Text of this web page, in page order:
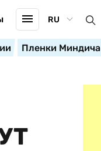
RU
Пленки Миндича